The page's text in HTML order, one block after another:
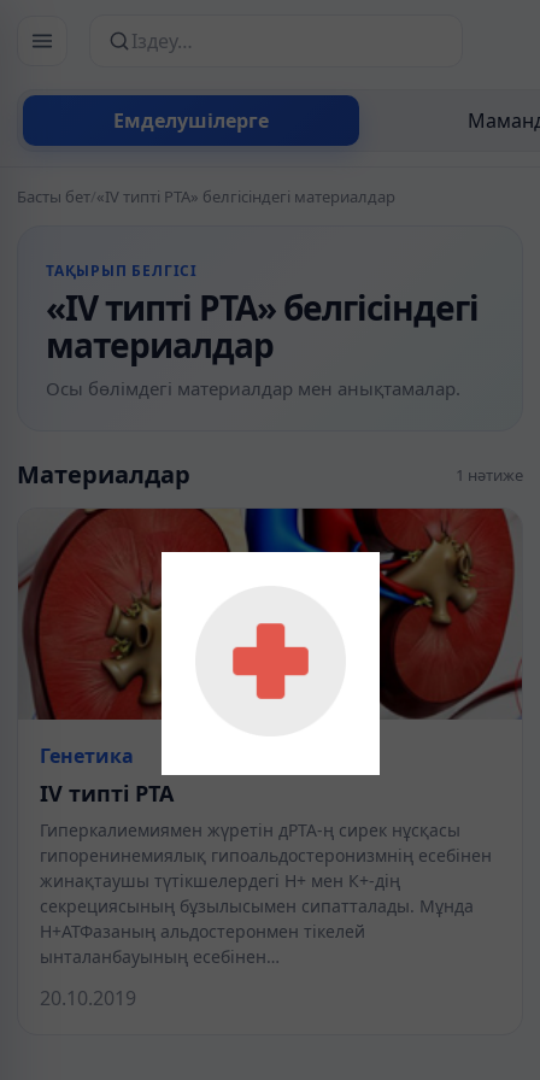
Емделушілерге
Сайттан іздеу
Басты бет/«IV типті РТА» белгісіндегі материалдар
ТАҚЫРЫП БЕЛГІСІ
«IV типті РТА» белгісіндегі
материалдар
Осы бөлімдегі материалдар мен анықтамалар.
Материалдар 1 нәтиже
Генетика
IV типті РТА
Гиперкалиемиямен жүретін дРТА-ң сирек нұсқасы
гипоренинемиялық гипоальдостеронизмнің есебінен
жинақтаушы түтікшелердегі Н+ мен К+-дің
секрециясының бұзылысымен сипатталады. Мұнда
Н+АТФазаның альдостеронмен тікелей
ынталанбауының есебінен…
20.10.2019